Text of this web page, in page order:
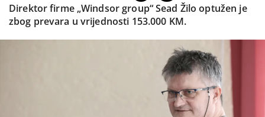
Direktor firme „Windsor group“ Sead Žilo optužen je
zbog prevara u vrijednosti 153.000 KM.